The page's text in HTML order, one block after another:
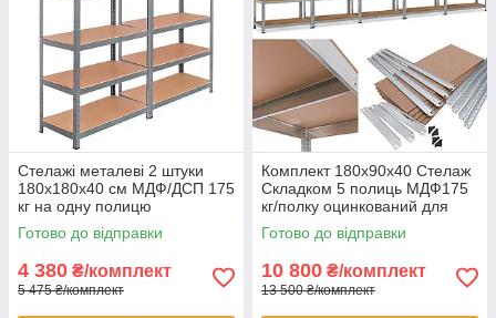
Стелажі металеві 2 штуки
180х180х40 см МДФ/ДСП 175
кг на одну полицю
оцинковані 10 полиць для
зберігання
Готово до відправки
4 380 ₴/комплект
5 475 ₴/комплект
Комплект 180х90х40 Стелаж
Складком 5 полиць МДФ175
кг/полку оцинкований для
дому офісу складу 5 штук
Готово до відправки
10 800 ₴/комплект
13 500 ₴/комплект